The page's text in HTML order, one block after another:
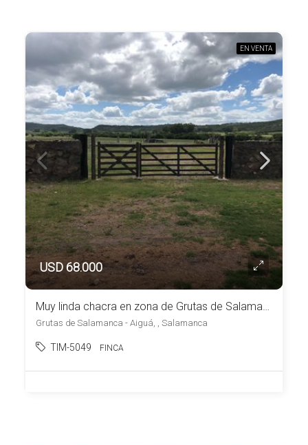
EN VENTA
USD 68.000
Muy linda chacra en zona de Grutas de Salamanca – Aiguá
Grutas de Salamanca - Aiguá, , Salamanca
TIM-5049 FINCA